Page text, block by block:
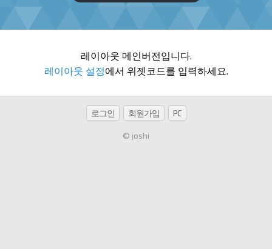
레이아웃 메인버전입니다.
레이아웃 설정에서 위젯코드를 입력하세요.
로그인 회원가입 PC
© joshi